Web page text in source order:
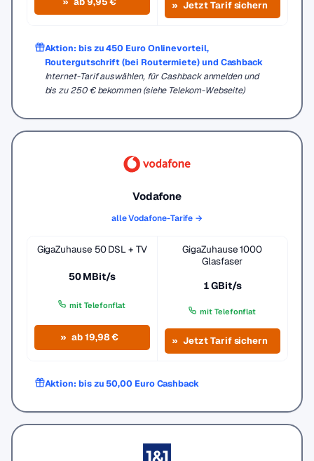
Jetzt Tarif sichern
Aktion: bis zu 450 Euro Onlinevorteil,
Routergutschrift (bei Routermiete) und Cashback
Internet-Tarif auswählen, für Cashback anmelden und
bis zu 250 € bekommen (siehe Telekom-Webseite)
Vodafone
alle Vodafone-Tarife →
GigaZuhause 50 DSL + TV
50 MBit/s
mit Telefonflat
ab 19,98 €
GigaZuhause 1000
Glasfaser
1 GBit/s
mit Telefonflat
Jetzt Tarif sichern
Aktion: bis zu 50,00 Euro Cashback